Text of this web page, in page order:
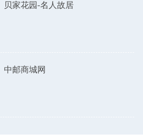
贝家花园-名人故居
中邮商城网